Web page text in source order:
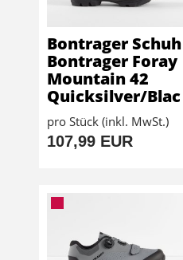
Bontrager Schuh
Bontrager Foray
Mountain 42
Quicksilver/Blac
pro Stück (inkl. MwSt.)
107,99 EUR